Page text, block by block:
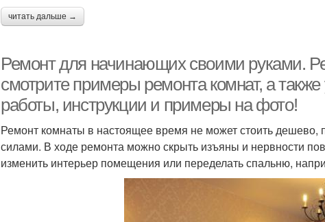
читать дальше →
Ремонт для начинающих своими руками.
смотрите примеры ремонта комнат, а
работы, инструкции и примеры на фото!
Ремонт комнаты в настоящее время не может стоить дешево,
силами. В ходе ремонта можно скрыть изъяны и нервности
изменить интерьер помещения или переделать спальню,